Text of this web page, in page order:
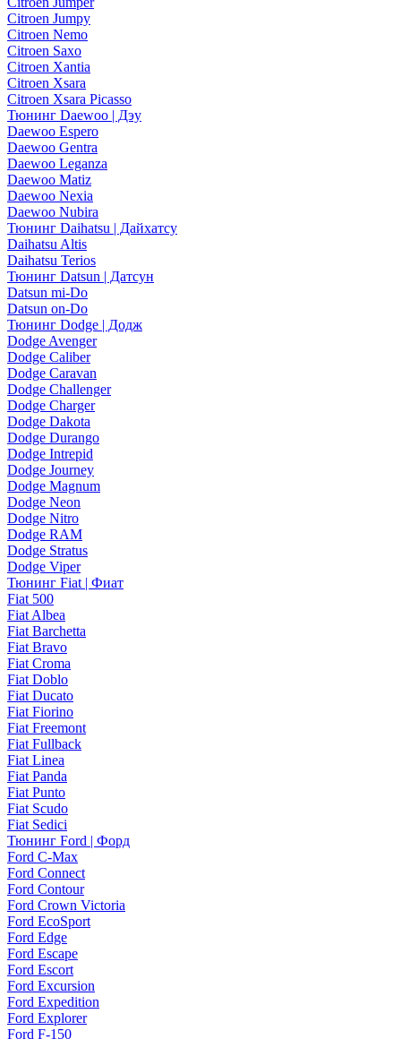
Citroen Jumpy
Citroen Nemo
Citroen Saxo
Citroen Xantia
Citroen Xsara
Citroen Xsara Picasso
Тюнинг Daewoo | Дэу
Daewoo Espero
Daewoo Gentra
Daewoo Leganza
Daewoo Matiz
Daewoo Nexia
Daewoo Nubira
Тюнинг Daihatsu | Дайхатсу
Daihatsu Altis
Daihatsu Terios
Тюнинг Datsun | Датсун
Datsun mi-Do
Datsun on-Do
Тюнинг Dodge | Додж
Dodge Avenger
Dodge Caliber
Dodge Caravan
Dodge Challenger
Dodge Charger
Dodge Dakota
Dodge Durango
Dodge Intrepid
Dodge Journey
Dodge Magnum
Dodge Neon
Dodge Nitro
Dodge RAM
Dodge Stratus
Dodge Viper
Тюнинг Fiat | Фиат
Fiat 500
Fiat Albea
Fiat Barchetta
Fiat Bravo
Fiat Croma
Fiat Doblo
Fiat Ducato
Fiat Fiorino
Fiat Freemont
Fiat Fullback
Fiat Linea
Fiat Panda
Fiat Punto
Fiat Scudo
Fiat Sedici
Тюнинг Ford | Форд
Ford C-Max
Ford Connect
Ford Contour
Ford Crown Victoria
Ford EcoSport
Ford Edge
Ford Escape
Ford Escort
Ford Excursion
Ford Expedition
Ford Explorer
Ford F-150